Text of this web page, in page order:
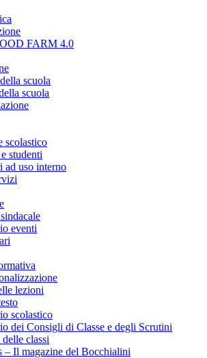
FARM 4.0
scuola
scuola
scolastico
studenti
ad uso interno
eventi
lezioni
scolastico
dei Consigli di Classe e degli Scrutini
classi
– Il magazine del Bocchialini